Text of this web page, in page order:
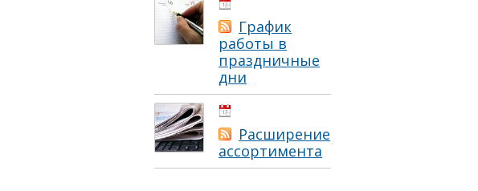
График
работы в
праздничные
дни
Расширение
ассортимента